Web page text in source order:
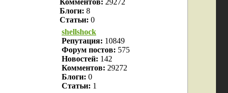
Комментов: 29272
Блоги: 8
Статьи: 0
shellshock
Репутация: 10849
Форум постов: 575
Новостей: 142
Комментов: 29272
Блоги: 0
Статьи: 1